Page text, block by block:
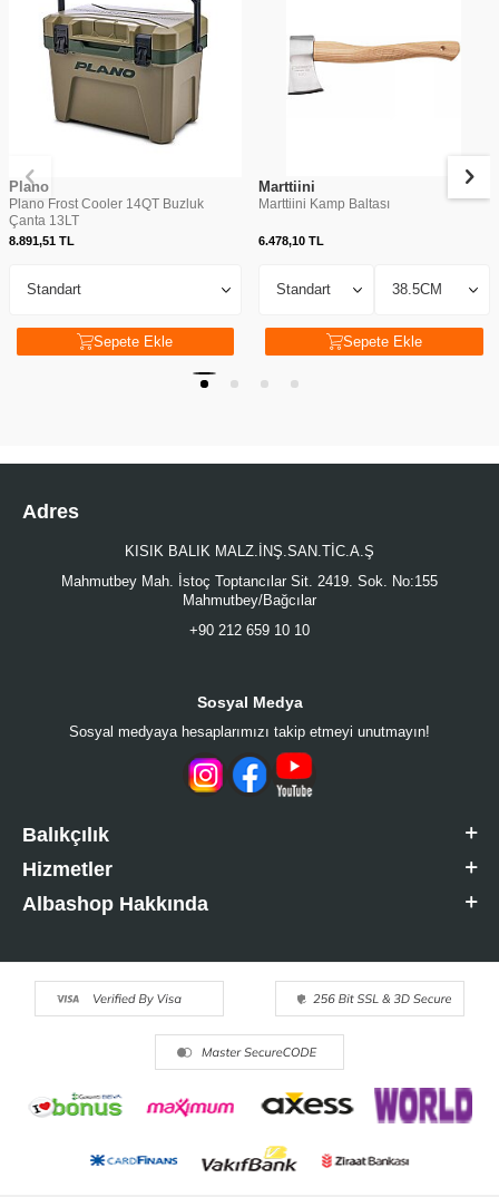
Plano
Plano Frost Cooler 14QT Buzluk
Çanta 13LT
8.891,51 TL
Sepete Ekle
Marttiini
Marttiini Kamp Baltası
6.478,10TL
Sepete Ekle
Adres
KISIK BALIK MALZ.İNŞ.SAN.TİC.A.Ş
Mahmutbey Mah. İstoç Toptancılar Sit. 2419. Sok. No:155
Mahmutbey/Bağcılar
+90 212 659 10 10
Sosyal Medya
Sosyal medyaya hesaplarımızı takip etmeyi unutmayın!
Balıkçılık
Hizmetler
Albashop Hakkında